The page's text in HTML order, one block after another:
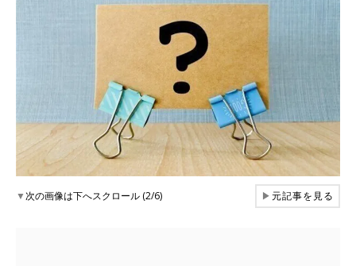
▼次の画像は下へスクロール (2/6) ▶元記事を見る